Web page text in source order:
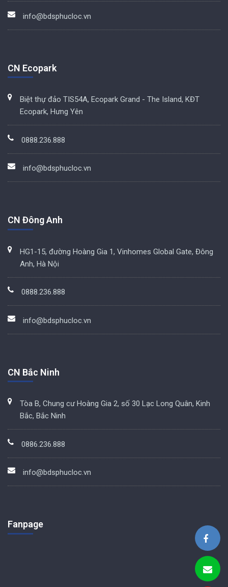
info@bdsphucloc.vn
CN Ecopark
Biệt thự đảo TIS54A, Ecopark Grand - The Island, KĐT
Ecopark, Hưng Yên
0888.236.888
info@bdsphucloc.vn
CN Đông Anh
HG1-15, đường Hoàng Gia 1, Vinhomes Global Gate, Đông
Anh, Hà Nội
0888.236.888
info@bdsphucloc.vn
CN Bắc Ninh
Tòa B, Chung cư Hoàng Gia 2, số 30 Lạc Long Quân, Kinh
Bắc, Bắc Ninh
0886.236.888
info@bdsphucloc.vn
Fanpage